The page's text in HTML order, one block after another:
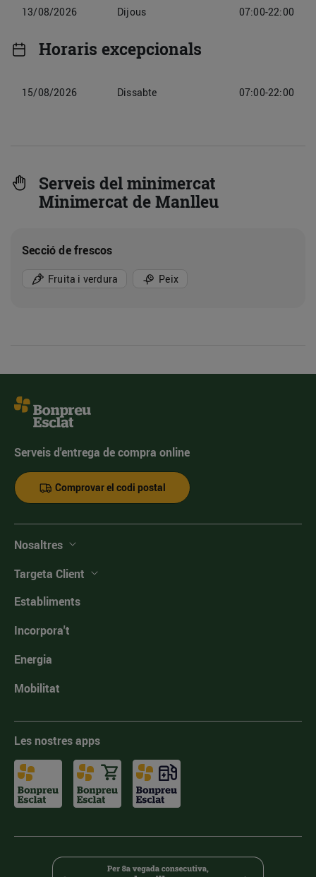
13/08/2026 Dijous 07:00-22:00
Horaris excepcionals
15/08/2026 Dissabte 07:00-22:00
Serveis del minimercat
Minimercat de Manlleu
Secció de frescos
Fruita i verdura Peix
Serveis d'entrega de compra online
Comprovar el codi postal
Nosaltres
Targeta Client
Establiments
Incorpora't
Energia
Mobilitat
Les nostres apps